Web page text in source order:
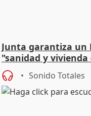
Junta garantiza un
"sanidad y
Sonido Totales